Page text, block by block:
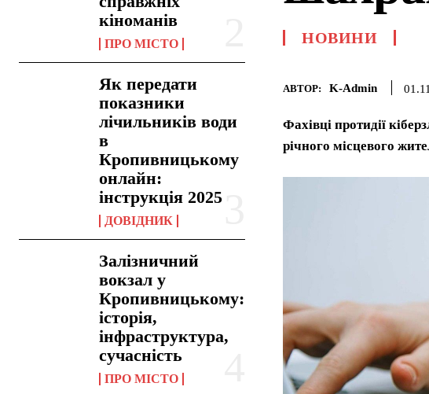
кіноманів
ПРО МІСТО
Як передати
показники
лічильників води
в
Кропивницькому
онлайн:
інструкція 2025
ДОВІДНИК
Залізничний
вокзал у
Кропивницькому:
історія,
інфраструктура,
сучасність
ПРО МІСТО
НОВИНИ
АВТОР: K-Admin
Фахівці протидії
річного місцевого